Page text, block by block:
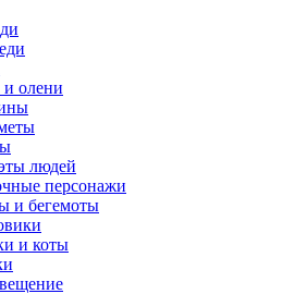
олени
людей
персонажи
и бегемоты
и коты